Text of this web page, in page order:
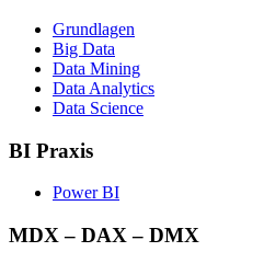
Grundlagen
Big Data
Data Mining
Data Analytics
Data Science
BI Praxis
Power BI
MDX – DAX – DMX